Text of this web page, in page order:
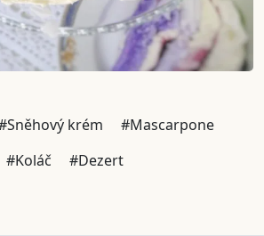
krém
#Mascarpone
#Koláč
#Dezert